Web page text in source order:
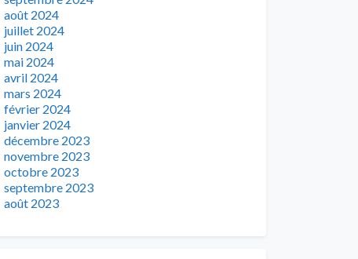
août 2024
juillet 2024
juin 2024
mai 2024
avril 2024
mars 2024
février 2024
janvier 2024
décembre 2023
novembre 2023
octobre 2023
septembre 2023
août 2023